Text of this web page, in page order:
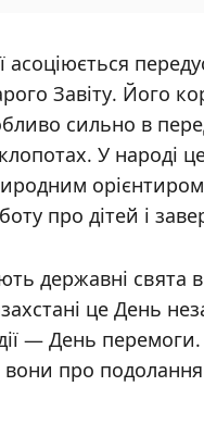
асоціюється
Завіту. Його
сильно в
У народі
про дітей і
державні свята
це День
— День
про